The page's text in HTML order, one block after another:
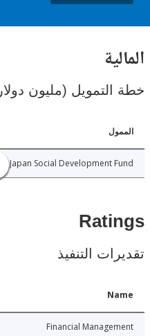
(مليون دولار)
Japan Social Development
3.00
التنفيذ
Financial